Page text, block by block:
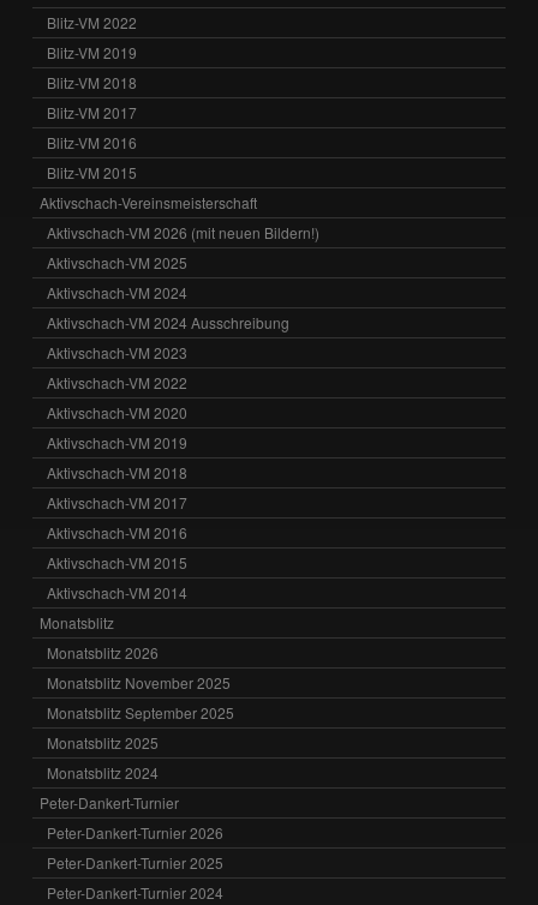
Blitz-VM 2022
Blitz-VM 2019
Blitz-VM 2018
Blitz-VM 2017
Blitz-VM 2016
Blitz-VM 2015
Aktivschach-Vereinsmeisterschaft
Aktivschach-VM 2026 (mit neuen Bildern!)
Aktivschach-VM 2025
Aktivschach-VM 2024
Aktivschach-VM 2024 Ausschreibung
Aktivschach-VM 2023
Aktivschach-VM 2022
Aktivschach-VM 2020
Aktivschach-VM 2019
Aktivschach-VM 2018
Aktivschach-VM 2017
Aktivschach-VM 2016
Aktivschach-VM 2015
Aktivschach-VM 2014
Monatsblitz
Monatsblitz 2026
Monatsblitz November 2025
Monatsblitz September 2025
Monatsblitz 2025
Monatsblitz 2024
Peter-Dankert-Turnier
Peter-Dankert-Turnier 2026
Peter-Dankert-Turnier 2025
Peter-Dankert-Turnier 2024